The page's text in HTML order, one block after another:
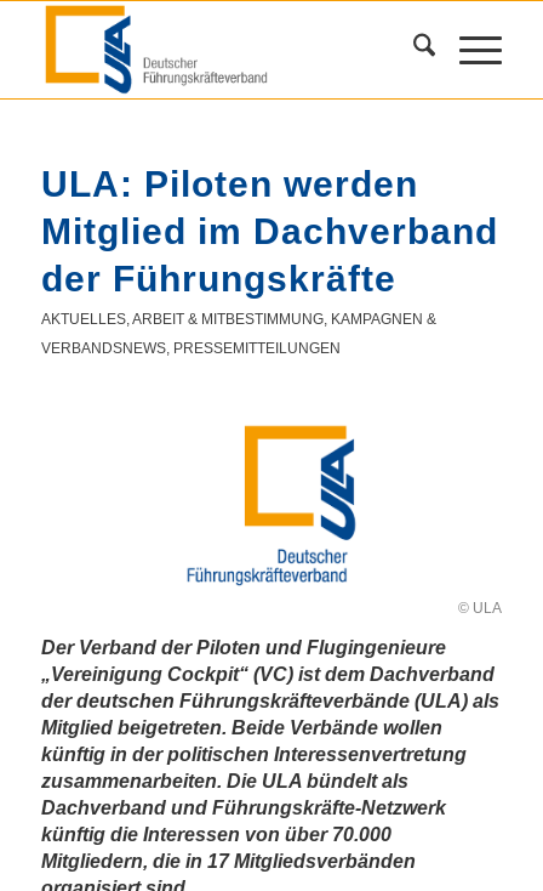
ULA: Piloten werden
Mitglied im Dachverband
der Führungskräfte
AKTUELLES,ARBEIT & MITBESTIMMUNG, KAMPAGNEN &
VERBANDSNEWS, PRESSEMITTEILUNGEN
© ULA
Der Verband der Piloten und Flugingenieure
„Vereinigung Cockpit“ (VC) ist dem Dachverband
der deutschen Führungskräfteverbände (ULA) als
Mitglied beigetreten. Beide Verbände wollen
künftig in der politischen Interessenvertretung
zusammenarbeiten. Die ULA bündelt als
Dachverband und Führungskräfte-Netzwerk
künftig die Interessen von über 70.000
Mitgliedern, die in 17 Mitgliedsverbänden